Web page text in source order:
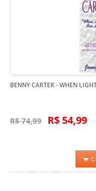
BENNY CARTER - WHEN
R$ 74,99 R$ 54,99